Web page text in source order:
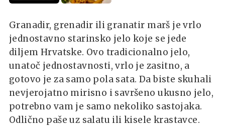
Granadir, grenadir ili granatir marš je vrlo
jednostavno starinsko jelo koje se jede
diljem Hrvatske. Ovo tradicionalno jelo,
unatoč jednostavnosti, vrlo je zasitno, a
gotovo je za samo pola sata. Da biste skuhali
nevjerojatno mirisno i savršeno ukusno jelo,
potrebno vam je samo nekoliko sastojaka.
Odlično paše uz salatu ili kisele krastavce.